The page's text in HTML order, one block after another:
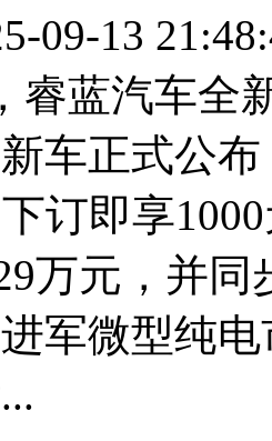
09-13
睿蓝汽车全
车正式公
订即享
万元，并
军微型纯